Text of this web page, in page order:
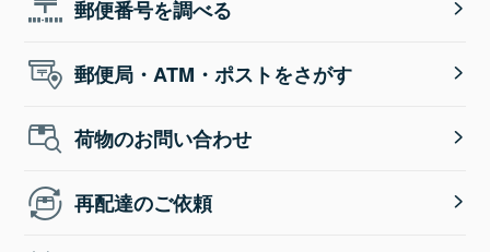
郵便番号を調べる
郵便局・ATM・ポストをさがす
荷物のお問い合わせ
再配達のご依頼